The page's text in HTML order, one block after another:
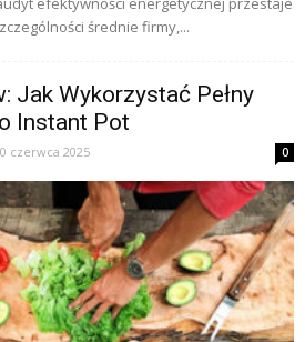
średnie firmy,...
Jak Wykorzystać Pełny
Instant Pot
czerwca 2025 0